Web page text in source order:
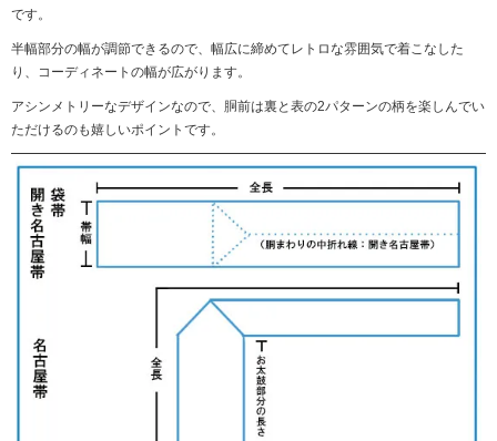
です。
半幅部分の幅が調節できるので、幅広に締めてレトロな雰囲気で着こなした
り、コーディネートの幅が広がります。
アシンメトリーなデザインなので、胴前は裏と表の2パターンの柄を楽しんでい
ただけるのも嬉しいポイントです。